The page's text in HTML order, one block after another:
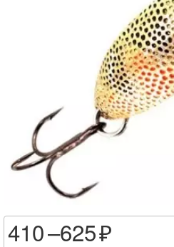
410 –625